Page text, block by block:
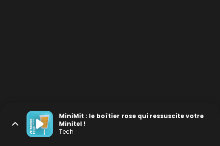
MiniMit : le boîtier rose qui ressuscite votre
Minitel !
Tech